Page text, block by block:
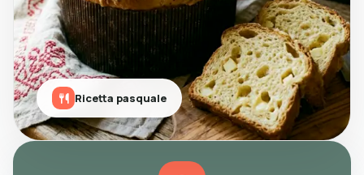
Ricetta pasquale